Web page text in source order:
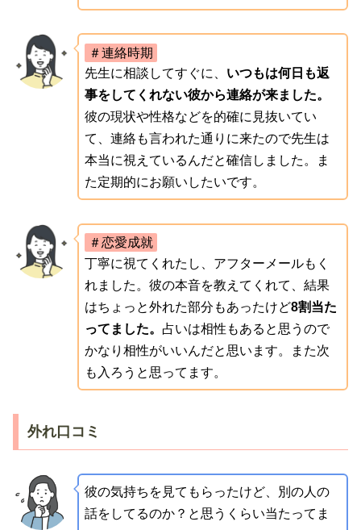
＃連絡時期
先生に相談してすぐに、 いつもは何日も返
事をしてくれない彼から連絡が来ました。
彼の現状や性格などを的確に見抜いてい
て、連絡も言われた通りに来たので先生は
本当に視えているんだと確信しました。ま
た定期的にお願いしたいです。
＃恋愛成就
丁寧に視てくれたし、アフターメールもく
れました。彼の本音を教えてくれて、結果
はちょっと外れた部分もあったけど8割当た
ってました。 占いは相性もあると思うので
かなり相性がいいんだと思います。また次
も入ろうと思ってます。
外れ口コミ
彼の気持ちを見てもらったけど、別の人の
話をしてるのか？と思うくらい当たってま